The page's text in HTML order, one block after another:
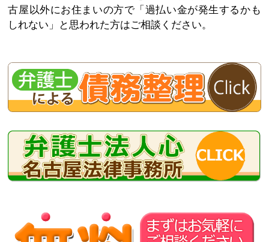
古屋以外にお住まいの方で「過払い金が発生するかも
しれない」と思われた方はご相談ください。